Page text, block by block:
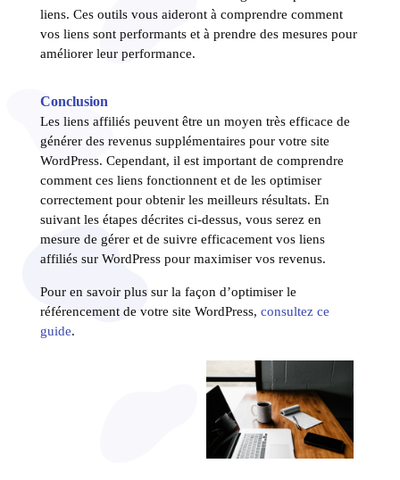
liens. Ces outils vous aideront à comprendre comment
vos liens sont performants et à prendre des mesures pour
améliorer leur performance.
Conclusion
Les liens affiliés peuvent être un moyen très efficace de
générer des revenus supplémentaires pour votre site
WordPress. Cependant, il est important de comprendre
comment ces liens fonctionnent et de les optimiser
correctement pour obtenir les meilleurs résultats. En
suivant les étapes décrites ci-dessus, vous serez en
mesure de gérer et de suivre efficacement vos liens
affiliés sur WordPress pour maximiser vos revenus.
Pour en savoir plus sur la façon d’optimiser le
référencement de votre site WordPress, consultez ce
guide.